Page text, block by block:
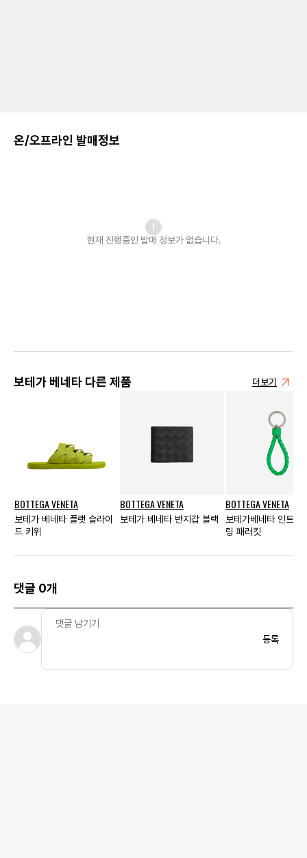
온/오프라인 발매정보
현재 진행중인 발매 정보가 없습니다.
보테가 베네타 다른 제품 더보기
BOTTEGA VENETA
보테가 베네타 플랫 슬라이
드 키위
BOTTEGA VENETA
보테가 베네타 반지갑 블랙
BOTTEGA VENETA
보테가베네타 인트레
링 패러킷
댓글 0개
등록